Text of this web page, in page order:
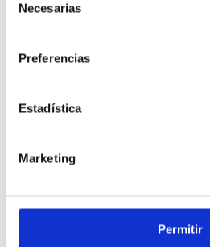
Necesarias
Preferencias
Estadística
Marketing
Permitir
Crea tu plan estratégico
Ordena tus finanzas con
Toma decisiones con dirección
Eleva tu rol como CEO
Usa el dinero como canal de